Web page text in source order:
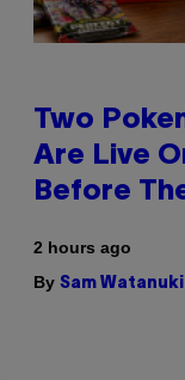
Two
Are Live
Before
2 hours ago
By Sam Watanuki